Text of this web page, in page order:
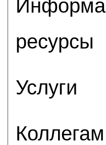
ресурсы
Услуги
Коллегам